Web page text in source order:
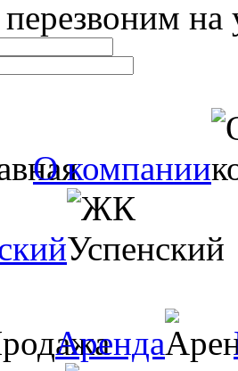
на
О компании
Аренда